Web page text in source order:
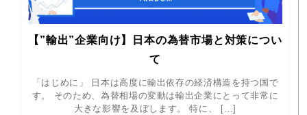
【”輸出”企業向け】日本の為替市場と対策につい
て
「はじめに」 日本は高度に輸出依存の経済構造を持つ国で
す。 そのため、為替相場の変動は輸出企業にとって非常に
大きな影響を及ぼします。 特に、 […]